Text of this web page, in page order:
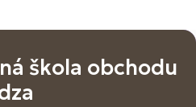
škola obchodu